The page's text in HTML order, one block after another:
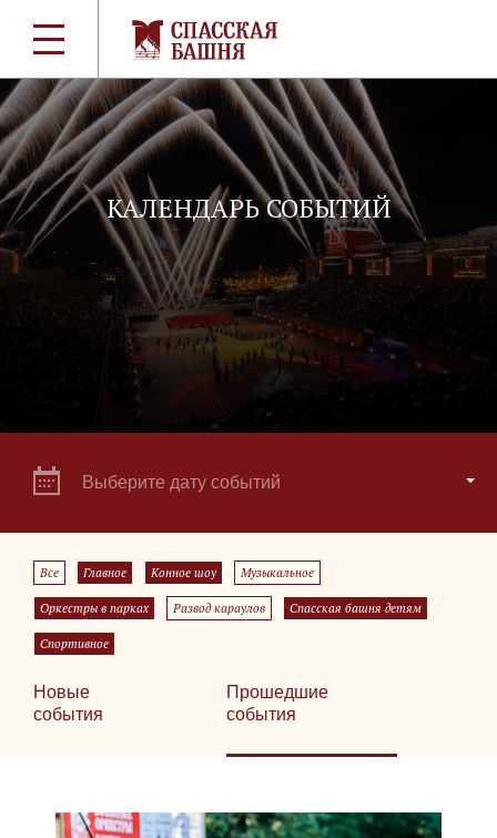
КАЛЕНДАРЬ СОБЫТИЙ
Выберите дату событий
Все Главное Конное шоу Музыкальное
Оркестры в парках Развод караулов Спасская башня детям
Спортивное
Новые
события
Прошедшие
события